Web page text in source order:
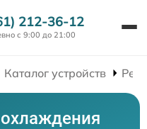
212-36-12
с 9:00 до 21:00
Каталог устройств